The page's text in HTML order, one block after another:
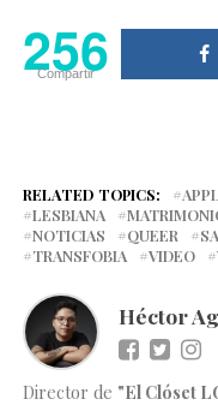
256
Compartir
RELATED TOPICS:
LESBIANA
NOTICIAS
QUEER
TRANSFOBIA
VIDEO
Héctor
Director de "El Clóset